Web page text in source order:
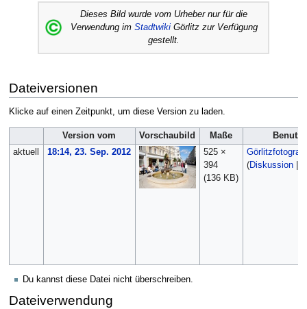
Dieses Bild wurde vom Urheber nur für die
Verwendung im StadtwikiGörlitz zur Verfügung
gestellt.
Dateiversionen
Klicke auf einen Zeitpunkt, um diese Version zu laden.
Version vom Vorschaubild Maße
aktuell
18:14, 23. Sep. 2012
525 ×
394
(136 KB)
Görlitzfotograf
(Diskussion|
Du kannst diese Datei nicht überschreiben.
Dateiverwendung